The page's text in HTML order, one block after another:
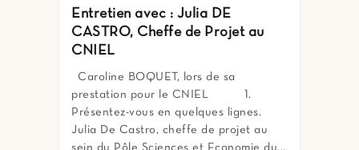
Entretien avec : Julia DE
CASTRO, Cheffe de Projet au
CNIEL
Caroline BOQUET, lors de sa
prestation pour le CNIEL 1.
Présentez-vous en quelques lignes.
Julia De Castro, cheffe de projet au
sein du Pôle Sciences et Economie du...